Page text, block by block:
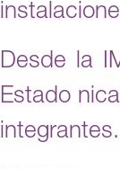
Desde la
Estado
integrantes.